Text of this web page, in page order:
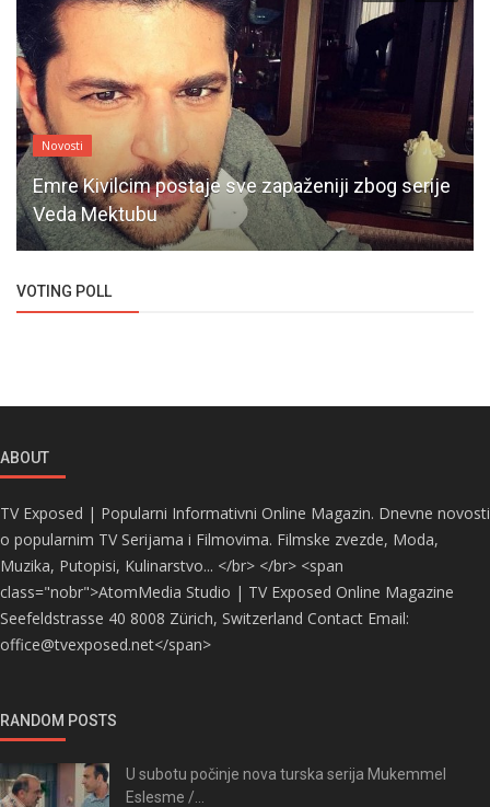
Novosti
Emre Kivilcim postaje sve zapaženiji zbog serije
Veda Mektubu
VOTING POLL
ABOUT
TV Exposed | Popularni Informativni Online Magazin. Dnevne novosti
o popularnim TV Serijama i Filmovima. Filmske zvezde, Moda,
Muzika, Putopisi, Kulinarstvo... </br> </br> <span
class="nobr">AtomMedia Studio | TV Exposed Online Magazine
Seefeldstrasse 40 8008 Zürich, Switzerland Contact Email:
office@tvexposed.net</span>
RANDOM POSTS
U subotu počinje nova turska serija Mukemmel
Eslesme /...